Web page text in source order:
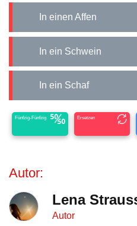
In einen Affen
In ein Schwein
In ein Schaf
Fünfzig-Fünfzig Ersetzen
Autor:
Lena
Autor